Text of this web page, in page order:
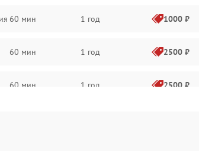
60 мин 1 год 1000 ₽
60 мин 1 год 2500 ₽
60 мин 1 год 2500 ₽